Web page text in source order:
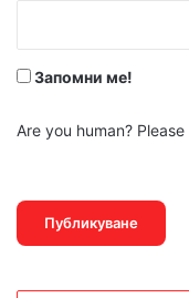
Запомни ме!
Are you human? Please